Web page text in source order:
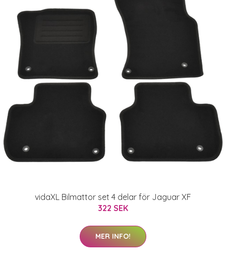
vidaXL Bilmattor set 4 delar för Jaguar XF
322 SEK
MER INFO!